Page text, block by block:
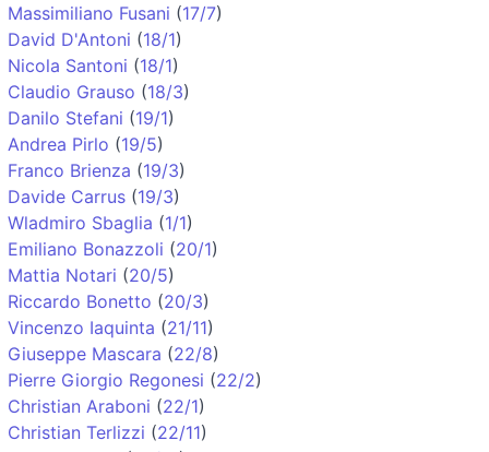
Massimiliano Fusani (17/7)
David D'Antoni (18/1)
Nicola Santoni (18/1)
Claudio Grauso (18/3)
Danilo Stefani (19/1)
Andrea Pirlo (19/5)
Franco Brienza (19/3)
Davide Carrus (19/3)
Wladmiro Sbaglia (1/1)
Emiliano Bonazzoli (20/1)
Mattia Notari (20/5)
Riccardo Bonetto (20/3)
Vincenzo Iaquinta (21/11)
Giuseppe Mascara (22/8)
Pierre Giorgio Regonesi (22/2)
Christian Araboni (22/1)
Christian Terlizzi (22/11)